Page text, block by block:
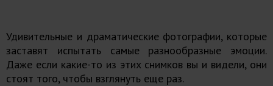
Удивительные и драматические фотографии, которые
заставят испытать самые разнообразные эмоции.
Даже если какие-то из этих снимков вы и видели, они
стоят того, чтобы взглянуть еще раз.